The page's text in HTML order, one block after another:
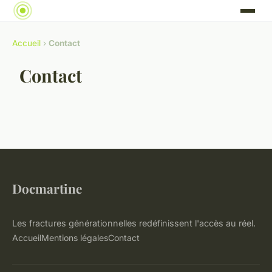
Accueil › Contact
Contact
Docmartine
Les fractures générationnelles redéfinissent l'accès au réel.
AccueilMentions légalesContact